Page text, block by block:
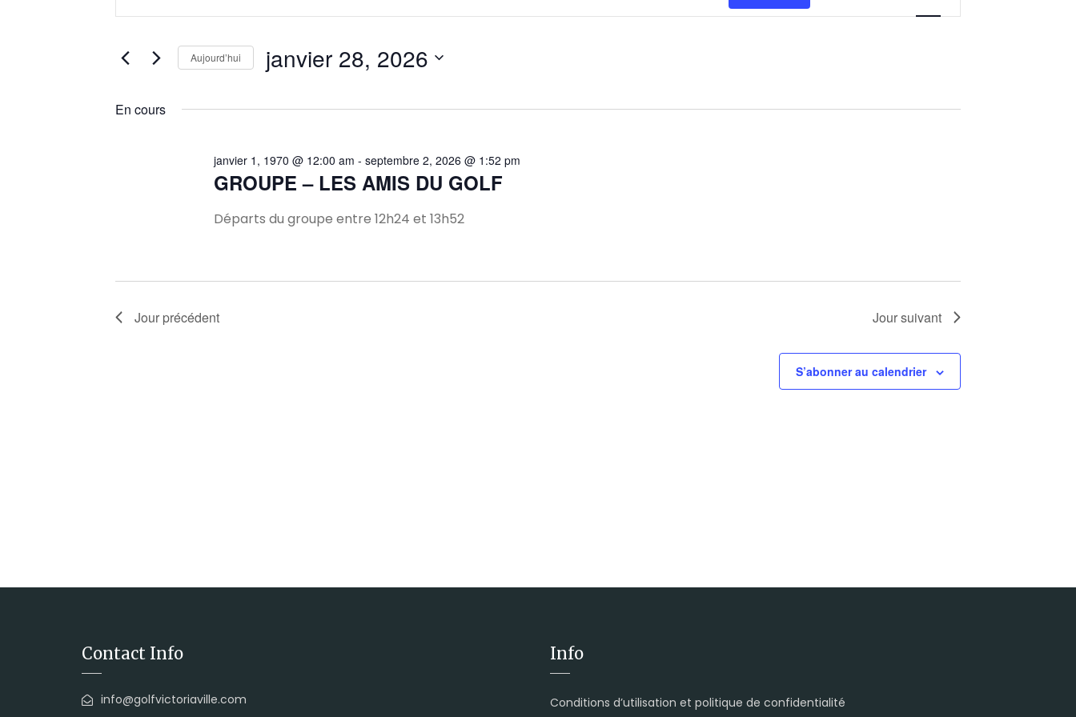
navigation
de
Évènements
Rechercher
Évènements
mot-
de
Évènement
Aujourd’hui janvier 28, 2026
En cours
GROUPE – LES AMIS DU GOLF
janvier 1, 1970 @ 12:00 am - septembre 2, 2026 @ 1:52 pm
Départs du groupe entre 12h24 et 13h52
Jour précédent Jour suivant
S’abonner au calendrier
Contact Info
info@golfvictoriaville.com
Info
Conditions d’utilisation et politique de confidentialité